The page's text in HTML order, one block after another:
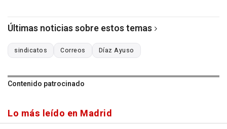
Últimas noticias sobre estos temas
sindicatos Correos Díaz Ayuso
Contenido patrocinado
Lo más leído en Madrid